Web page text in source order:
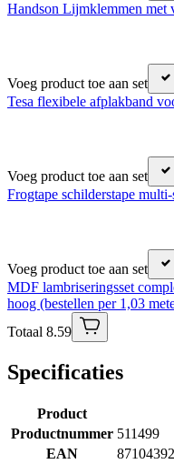
Handson Lijmklemmen met
Voeg product toe aan set
Tesa flexibele afplakband
Voeg product toe aan set
Frogtape schilderstape
Voeg product toe aan set
MDF lambriseringsset
hoog (bestellen per 1,03
Totaal 8.59
Specificaties
Product
Productnummer 511499
EAN